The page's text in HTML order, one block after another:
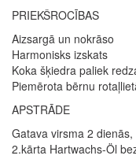
PRIEKŠROCĪBAS
Aizsargā un nokrāso
Harmonisks izskats
Koka šķiedra paliek
Piemērota bērnu
APSTRĀDE
Gatava virsma 2
2.kārta Hartwachs-Öl